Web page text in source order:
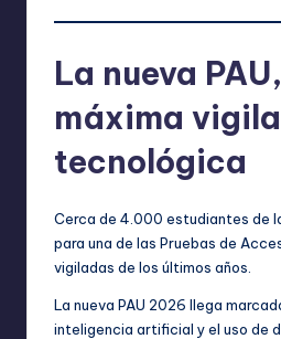
La nueva
máxima
tecnológica
Cerca de 4.000 estudiantes de
para una de las Pruebas de
vigiladas de los últimos años.
La nueva PAU 2026 llega
inteligencia artificial y el uso de